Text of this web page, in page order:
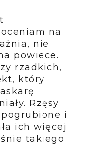
na
nie
powiece.
rzadkich,
który
Rzęsy
i
ich więcej
takiego